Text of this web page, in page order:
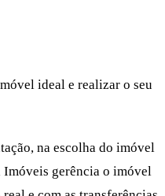
ideal e realizar o seu
na escolha do imóvel
Imóveis gerência o imóvel